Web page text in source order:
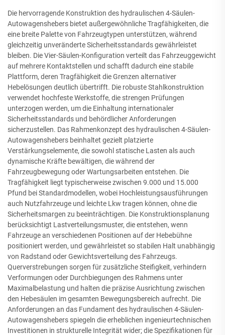
Die hervorragende Konstruktion des hydraulischen 4-Säulen-
Autowagenshebers bietet außergewöhnliche Tragfähigkeiten, die
eine breite Palette von Fahrzeugtypen unterstützen, während
gleichzeitig unveränderte Sicherheitsstandards gewährleistet
bleiben. Die Vier-Säulen-Konfiguration verteilt das Fahrzeuggewicht
auf mehrere Kontaktstellen und schafft dadurch eine stabile
Plattform, deren Tragfähigkeit die Grenzen alternativer
Hebelösungen deutlich übertrifft. Die robuste Stahlkonstruktion
verwendet hochfeste Werkstoffe, die strengen Prüfungen
unterzogen werden, um die Einhaltung internationaler
Sicherheitsstandards und behördlicher Anforderungen
sicherzustellen. Das Rahmenkonzept des hydraulischen 4-Säulen-
Autowagenshebers beinhaltet gezielt platzierte
Verstärkungselemente, die sowohl statische Lasten als auch
dynamische Kräfte bewältigen, die während der
Fahrzeugbewegung oder Wartungsarbeiten entstehen. Die
Tragfähigkeit liegt typischerweise zwischen 9.000 und 15.000
Pfund bei Standardmodellen, wobei Hochleistungsausführungen
auch Nutzfahrzeuge und leichte Lkw tragen können, ohne die
Sicherheitsmargen zu beeinträchtigen. Die Konstruktionsplanung
berücksichtigt Lastverteilungsmuster, die entstehen, wenn
Fahrzeuge an verschiedenen Positionen auf der Hebebühne
positioniert werden, und gewährleistet so stabilen Halt unabhängig
von Radstand oder Gewichtsverteilung des Fahrzeugs.
Querverstrebungen sorgen für zusätzliche Steifigkeit, verhindern
Verformungen oder Durchbiegungen des Rahmens unter
Maximalbelastung und halten die präzise Ausrichtung zwischen
den Hebesäulen im gesamten Bewegungsbereich aufrecht. Die
Anforderungen an das Fundament des hydraulischen 4-Säulen-
Autowagenshebers spiegeln die erheblichen ingenieurtechnischen
Investitionen in strukturelle Integrität wider; die Spezifikationen für